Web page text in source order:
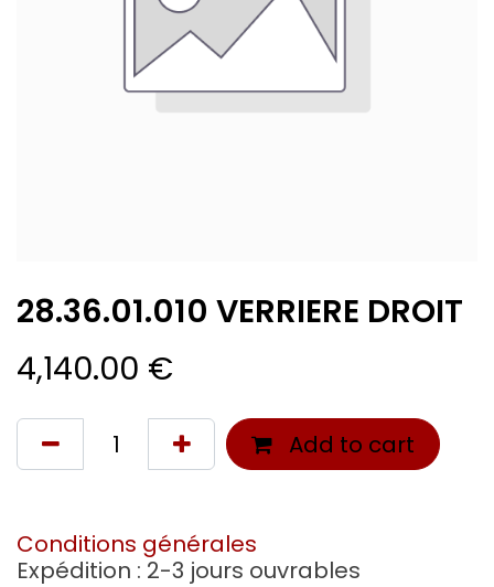
28.36.01.010 VERRIERE DROIT
4,140.00 €
Add to cart
Conditions générales
Expédition : 2-3 jours ouvrables